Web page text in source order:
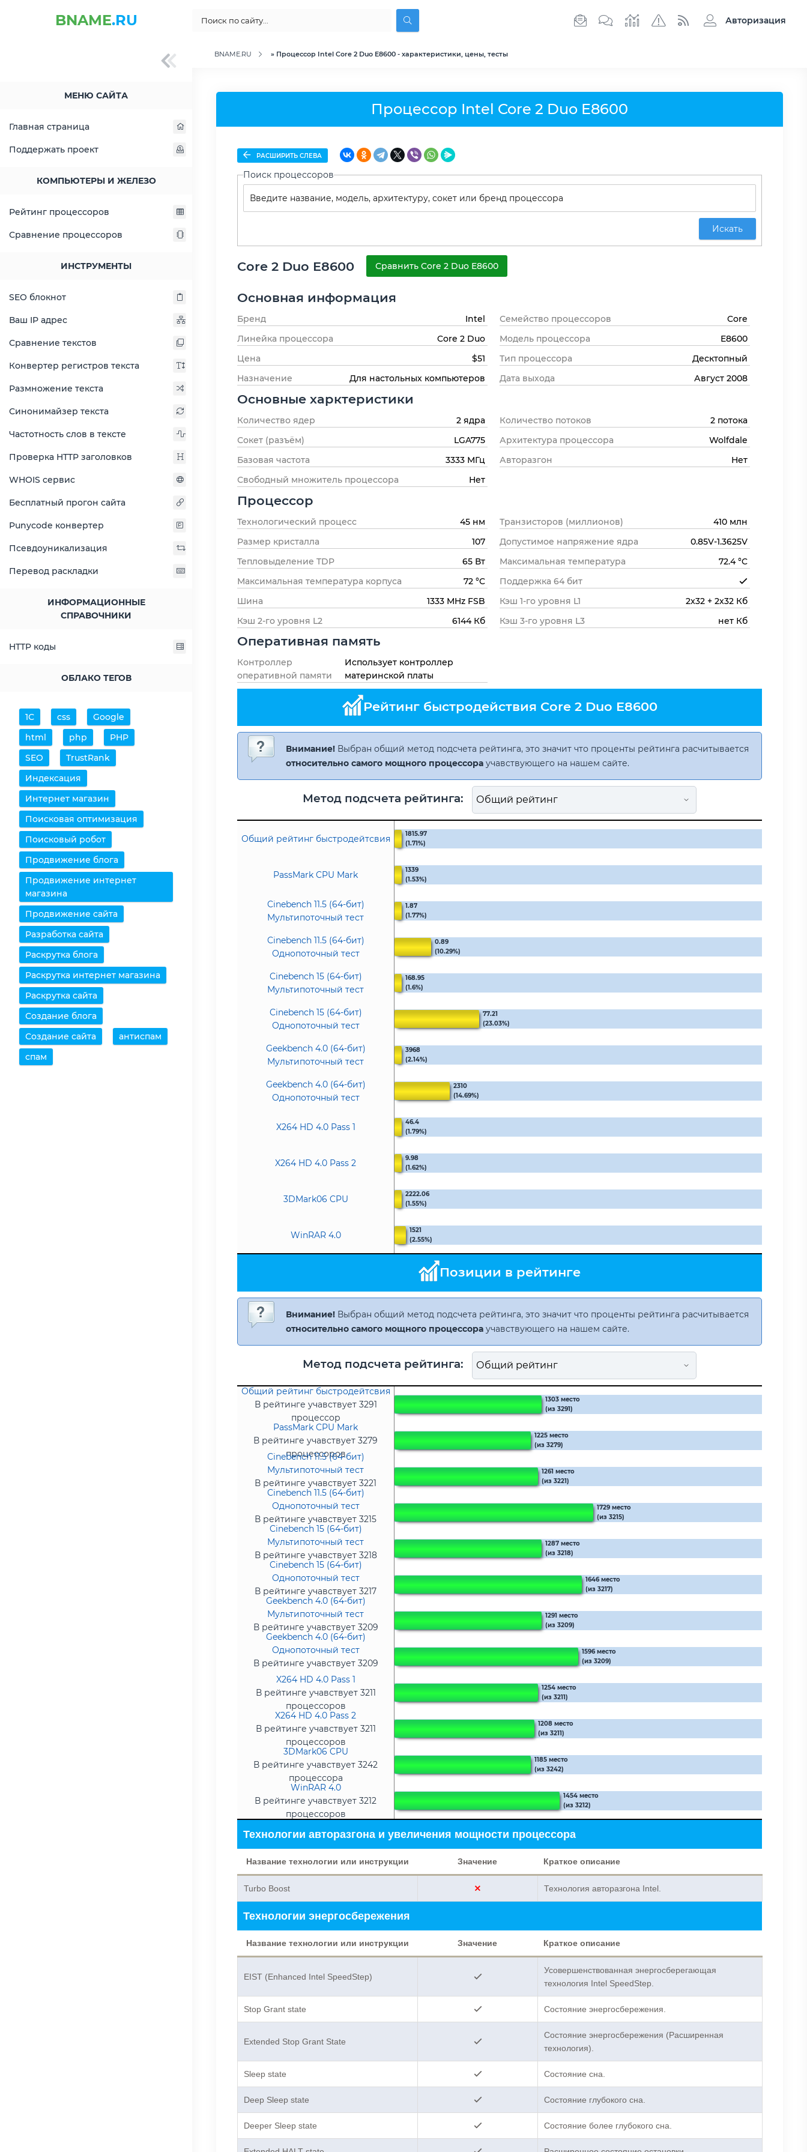
BNAME.RU Авторизация
МЕНЮ САЙТА
Главная страница
Поддержать проект
КОМПЬЮТЕРЫ И ЖЕЛЕЗО
Рейтинг процессоров
Сравнение процессоров
ИНСТРУМЕНТЫ
SEO блокнот
Ваш IP адрес
Сравнение текстов
Конвертер регистров текста
Размножение текста
Синонимайзер текста
Частотность слов в тексте
Проверка HTTP заголовков
WHOIS сервис
Бесплатный прогон сайта
Punycode конвертер
Псевдоуникализация
Перевод раскладки
ИНФОРМАЦИОННЫЕ
СПРАВОЧНИКИ
HTTP коды
ОБЛАКО ТЕГОВ
1С css
Google
html
php
PHP
SEO
TrustRank
Индексация
Интернет магазин
Поисковая оптимизация
Поисковый робот
Продвижение блога
Продвижение интернет
магазина
Продвижение сайта
Разработка сайта
Раскрутка блога
Раскрутка интернет магазина
Раскрутка сайта
Создание блога
Создание сайта
антиспам
спам
BNAME.RU » Процессор Intel Core 2 Duo E8600 - характеристики, цены, тесты
Процессор Intel Core 2 Duo E8600
РАСШИРИТЬ СЛЕВА
Поиск процессоров
Искать
Core 2 Duo E8600 Сравнить Core 2 Duo E8600
Основная информация
Бренд Intel Семейство процессоров
Core
Линейка процессора
Core 2 Duo Модель процессора
E8600
Цена
$51 Тип процессора
Десктопный
Назначение
Для настольных компьютеров Дата выхода Август 2008
Основные харктеристики
Количество ядер 2 ядра Количество потоков
2 потока
Сокет (разъём)
LGA775 Архитектура процессора
Wolfdale
Базовая частота
3333 МГц Авторазгон
Нет
Свободный множитель процессора
Нет
Процессор
Технологический процесс 45 нм Транзисторов (миллионов)
410 млн
Размер кристалла
107 Допустимое напряжение ядра
0.85V-1.3625V
Тепловыделение TDP
65 Вт Максимальная температура
72.4 °C
Максимальная температура корпуса
72 °C
Поддержка 64 бит
Шина
1333 MHz FSB Кэш 1-го уровня L1
2x32 + 2x32 Кб
Кэш 2-го уровня L2
6144 Кб Кэш 3-го уровня L3 нет Кб
Оперативная память
Контроллер
оперативной памяти
Использует контроллер
материнской платы
Рейтинг быстродействия Core 2 Duo E8600
Внимание! Выбран общий метод подсчета рейтинга, это значит что проценты рейтинга расчитывается
относительно самого мощного процессора учавствующего на нашем сайте.
Метод подсчета рейтинга:
Общий рейтинг быстродейтсвия
1815.97
(1.71%)
PassMark CPU Mark
1339
(1.53%)
Cinebench 11.5 (64-бит)
Мультипоточный тест
1.87
(1.77%)
Cinebench 11.5 (64-бит)
Однопоточный тест
0.89
(10.29%)
Cinebench 15 (64-бит)
Мультипоточный тест
168.95
(1.6%)
Cinebench 15 (64-бит)
Однопоточный тест
77.21
(23.03%)
Geekbench 4.0 (64-бит)
Мультипоточный тест
3968
(2.14%)
Geekbench 4.0 (64-бит)
Однопоточный тест
2310
(14.69%)
X264 HD 4.0 Pass 1
46.4
(1.79%)
X264 HD 4.0 Pass 2
9.98
(1.62%)
3DMark06 CPU
2222.06
(1.55%)
WinRAR 4.0
1521
(2.55%)
Позиции в рейтинге
Внимание! Выбран общий метод подсчета рейтинга, это значит что проценты рейтинга расчитывается
относительно самого мощного процессора учавствующего на нашем сайте.
Метод подсчета рейтинга:
Общий рейтинг быстродейтсвия
В рейтинге учавствует 3291
процессор
1303 место
(из 3291)
PassMark CPU Mark
В рейтинге учавствует 3279
процессоров
1225 место
(из 3279)
Cinebench 11.5 (64-бит)
Мультипоточный тест
В рейтинге учавствует 3221
процессор
1261 место
(из 3221)
Cinebench 11.5 (64-бит)
Однопоточный тест
В рейтинге учавствует 3215
процессоров
1729 место
(из 3215)
Cinebench 15 (64-бит)
Мультипоточный тест
В рейтинге учавствует 3218
процессоров
1287 место
(из 3218)
Cinebench 15 (64-бит)
Однопоточный тест
В рейтинге учавствует 3217
процессоров
1646 место
(из 3217)
Geekbench 4.0 (64-бит)
Мультипоточный тест
В рейтинге учавствует 3209
процессоров
1291 место
(из 3209)
Geekbench 4.0 (64-бит)
Однопоточный тест
В рейтинге учавствует 3209
процессоров
1596 место
(из 3209)
X264 HD 4.0 Pass 1
В рейтинге учавствует 3211
процессоров
1254 место
(из 3211)
X264 HD 4.0 Pass 2
В рейтинге учавствует 3211
процессоров
1208 место
(из 3211)
3DMark06 CPU
В рейтинге учавствует 3242
процессора
1185 место
(из 3242)
WinRAR 4.0
В рейтинге учавствует 3212
процессоров
1454 место
(из 3212)
Технологии авторазгона и увеличения мощности процессора
Название технологии или инструкции Значение Краткое описание
Turbo Boost Технология авторазгона Intel.
Технологии энергосбережения
Название технологии или инструкции Значение Краткое описание
EIST (Enhanced Intel SpeedStep)
Усовершенствованная энергосберегающая
технология Intel SpeedStep.
Stop Grant state Состояние энергосбережения.
Extended Stop Grant State
Состояние энергосбережения (Расширенная
технология).
Sleep state Состояние сна.
Deep Sleep state Cостояние глубокого сна.
Deeper Sleep state Cостояние более глубокого сна.